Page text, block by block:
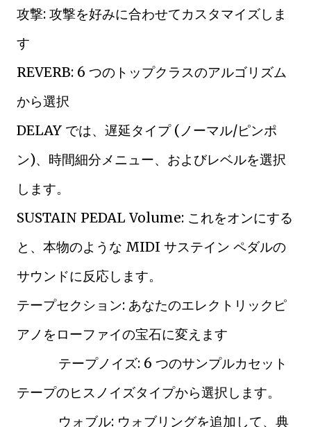
攻撃: 攻撃を好みに合わせてカスタマイズしま
す
REVERB: 6 つのトップクラスのアルゴリズム
から選択
DELAY では、遅延タイプ (ノーマル/ピンポ
ン)、時間細分メニュー、およびレベルを選択
します。
SUSTAIN PEDAL Volume: これをオンにする
と、本物のような MIDI サステイン ペダルの
サウンドに反応します。
テープセクション: あなたのエレクトリックピ
アノをローファイの宝石に変えます
テープノイズ: 6 つのサンプルカセット
テープのヒスノイズタイプから選択します。
ウォブル: ウォブリングを追加して、典